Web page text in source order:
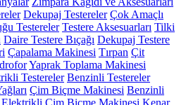
Dekupaj Testereler Çok Amaçlı
Testereler Testere Aksesuarları Tilki
Daire Testere Bıçağı Dekupaj Testere
Çapalama Makinesi Tırpan Çit
Yaprak Toplama Makinesi
Testereler Benzinli Testereler
Çim Biçme Makinesi Benzinli
Elektrikli Çim Biçme Makinesi Kenar